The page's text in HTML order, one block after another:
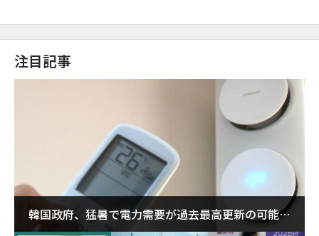
注目記事
韓国政府、猛暑で電力需要が過去最高更新の可能性